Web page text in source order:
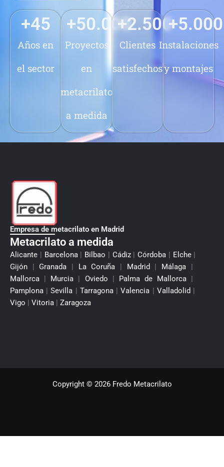
Años en
el sector
+45
Proyectos
en
metacrilato
a medida
+50.000
Clientes
satisfechos
+2.500
Instalaciones
y montajes
+5.000
Empresa de metacrilato en Madrid
Metacrilato a medida
Alicante Barcelona Bilbao Cádiz Córdoba Elche
Gijón
Granada La Coruña Madrid Málaga
Mallorca
Murcia Oviedo Palma de Mallorca
Pamplona
Sevilla Tarragona Valencia Valladolid
Vigo
Vitoria Zaragoza
Copyright © 2026 Fredo Metacrilato